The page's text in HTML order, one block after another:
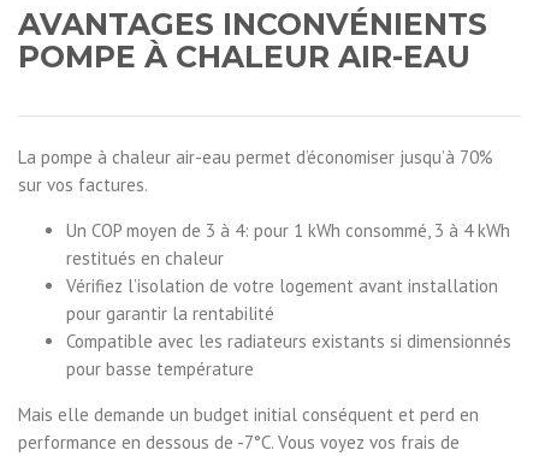
AVANTAGES INCONVÉNIENTS
POMPE À CHALEUR AIR-EAU
La pompe à chaleur air-eau permet d’économiser jusqu’à 70%
sur vos factures.
Un COP moyen de 3 à 4: pour 1 kWh consommé, 3 à 4 kWh
restitués en chaleur
Vérifiez l’isolation de votre logement avant installation
pour garantir la rentabilité
Compatible avec les radiateurs existants si dimensionnés
pour basse température
Mais elle demande un budget initial conséquent et perd en
performance en dessous de -7°C. Vous voyez vos frais de